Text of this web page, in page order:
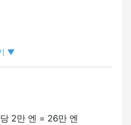
요 ♪
세요.
▼
2만 엔 = 26만 엔